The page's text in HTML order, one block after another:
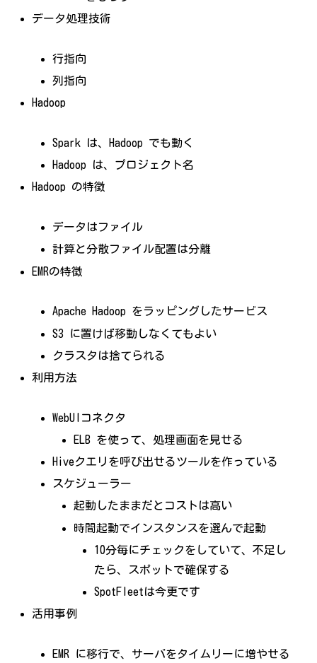
データ処理技術
行指向
列指向
Hadoop
Spark は、Hadoop でも動く
Hadoop は、プロジェクト名
Hadoop の特徴
データはファイル
計算と分散ファイル配置は分離
EMRの特徴
Apache Hadoop をラッピングしたサービス
S3 に置けば移動しなくてもよい
クラスタは捨てられる
利用方法
WebUIコネクタ
ELB を使って、処理画面を見せる
Hiveクエリを呼び出せるツールを作っている
スケジューラー
起動したままだとコストは高い
時間起動でインスタンスを選んで起動
10分毎にチェックをしていて、不足し
たら、スポットで確保する
SpotFleetは今更です
活用事例
EMR に移行で、サーバをタイムリーに増やせる